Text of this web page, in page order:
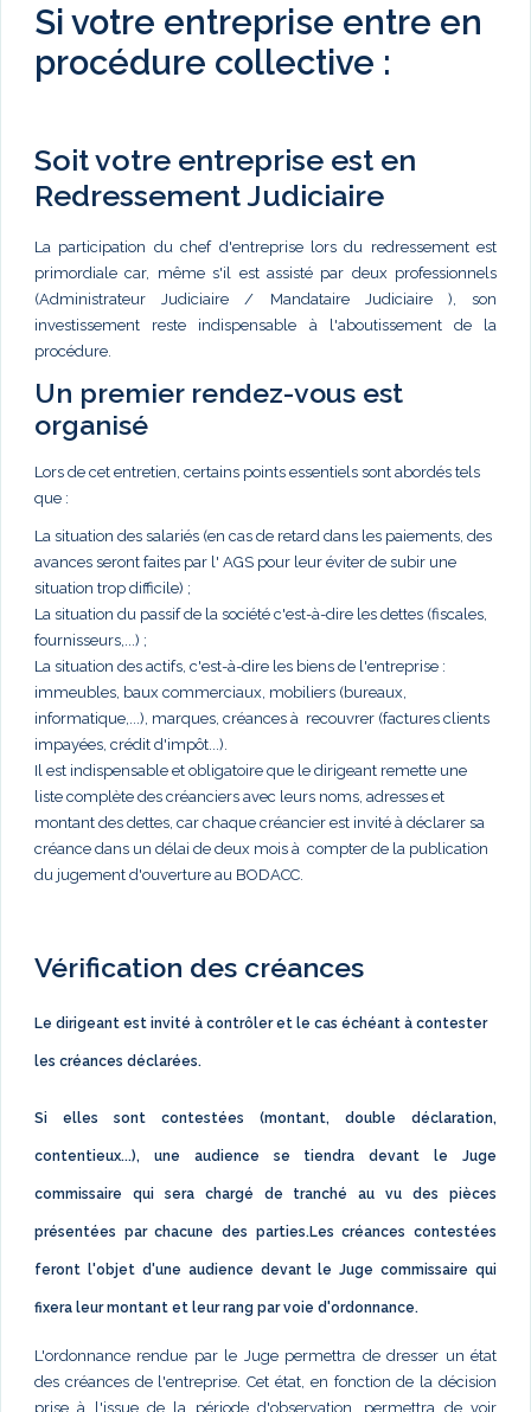
Si votre entreprise entre en
procédure collective :
Soit votre entreprise est en
Redressement Judiciaire
La participation du chef d'entreprise lors du redressement est
primordiale car, même s'il est assisté par deux professionnels
(Administrateur Judiciaire / Mandataire Judiciaire ), son
investissement reste indispensable à l'aboutissement de la
procédure.
Un premier rendez-vous est
organisé
Lors de cet entretien, certains points essentiels sont abordés tels
que :
La situation des salariés (en cas de retard dans les paiements, des
avances seront faites par l' AGS pour leur éviter de subir une
situation trop difficile) ;
La situation du passif de la société c'est-à-dire les dettes (fiscales,
fournisseurs,...) ;
La situation des actifs, c'est-à-dire les biens de l'entreprise :
immeubles, baux commerciaux, mobiliers (bureaux,
informatique,...), marques, créances à recouvrer (factures clients
impayées, crédit d'impôt...).
Il est indispensable et obligatoire que le dirigeant remette une
liste complète des créanciers avec leurs noms, adresses et
montant des dettes, car chaque créancier est invité à déclarer sa
créance dans un délai de deux mois à compter de la publication
du jugement d'ouverture au BODACC.
Vérification des créances
Le dirigeant est invité à contrôler et le cas échéant à contester
les créances déclarées.
Si elles sont contestées (montant, double déclaration,
contentieux...), une audience se tiendra devant le Juge
commissaire qui sera chargé de tranché au vu des pièces
présentées par chacune des parties.Les créances contestées
feront l'objet d'une audience devant le Juge commissaire qui
fixera leur montant et leur rang par voie d'ordonnance.
L'ordonnance rendue par le Juge permettra de dresser un état
des créances de l'entreprise. Cet état, en fonction de la décision
prise à l'issue de la période d'observation, permettra de voir